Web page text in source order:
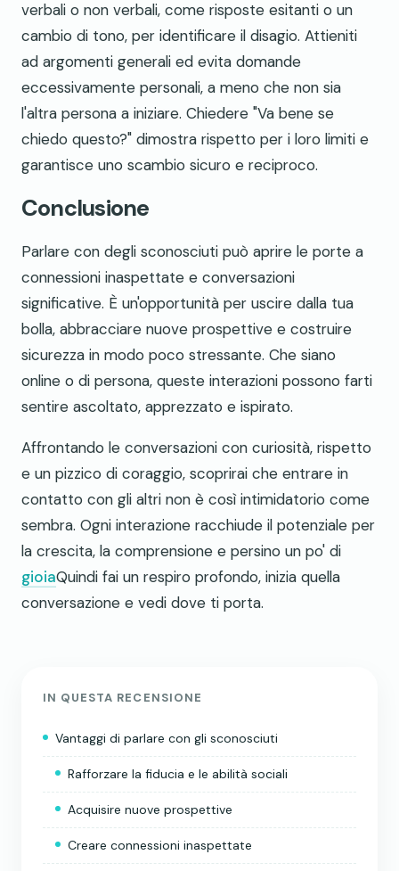
verbali o non verbali, come risposte esitanti o un
cambio di tono, per identificare il disagio. Attieniti
ad argomenti generali ed evita domande
eccessivamente personali, a meno che non sia
l'altra persona a iniziare. Chiedere "Va bene se
chiedo questo?" dimostra rispetto per i loro limiti e
garantisce uno scambio sicuro e reciproco.
Conclusione
Parlare con degli sconosciuti può aprire le porte a
connessioni inaspettate e conversazioni
significative. È un'opportunità per uscire dalla tua
bolla, abbracciare nuove prospettive e costruire
sicurezza in modo poco stressante. Che siano
online o di persona, queste interazioni possono farti
sentire ascoltato, apprezzato e ispirato.
Affrontando le conversazioni con curiosità, rispetto
e un pizzico di coraggio, scoprirai che entrare in
contatto con gli altri non è così intimidatorio come
sembra. Ogni interazione racchiude il potenziale per
la crescita, la comprensione e persino un po' di
gioiaQuindi fai un respiro profondo, inizia quella
conversazione e vedi dove ti porta.
IN QUESTA RECENSIONE
Vantaggi di parlare con gli sconosciuti
Rafforzare la fiducia e le abilità sociali
Acquisire nuove prospettive
Creare connessioni inaspettate